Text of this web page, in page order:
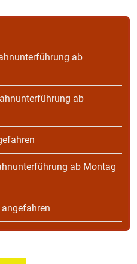
ab
ab
ab Montag